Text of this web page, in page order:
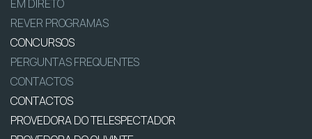
EM DIRETO
REVER PROGRAMAS
CONCURSOS
PERGUNTAS FREQUENTES
CONTACTOS
CONTACTOS
PROVEDORA DO TELESPECTADOR